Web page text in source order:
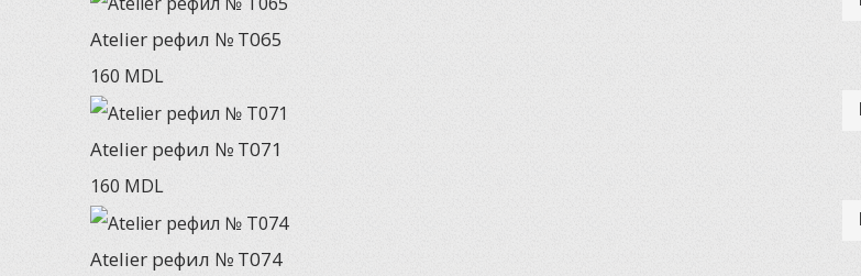
Atelier рефил № T065
160 MDL
Atelier рефил № T071
160 MDL
Atelier рефил № T074